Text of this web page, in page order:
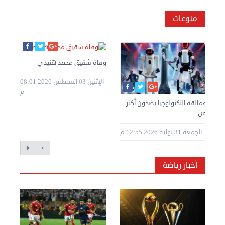
منوعات
وفاة شقيق محمد هنيدي
الإثنين 03 أغسطس 2026 08:01
م
عمالقة التكنولوجيا يضخون أكثر
من ...
الجمعة 31 يوليه 2026 12:55 م
أخبار رياضة